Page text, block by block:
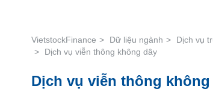
VietstockFinance Dữ liệu ngành Dịch vụ
Dịch vụ viễn thông không dây
Dịch vụ viễn thông không
KHOÁN